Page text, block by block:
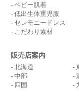
ベビー肌着
低出生体重児服
セレモニードレス
こだわり素材
販売店案内
北海道
中部
四国